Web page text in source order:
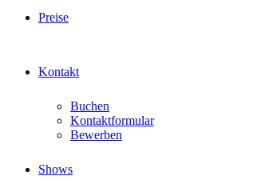
Preise
Kontakt
Buchen
Kontaktformular
Bewerben
Shows